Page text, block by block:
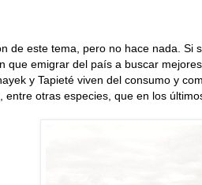
de este tema, pero no hace nada. Si
que emigrar del país a buscar
y Tapieté viven del consumo y
entre otras especies, que en los